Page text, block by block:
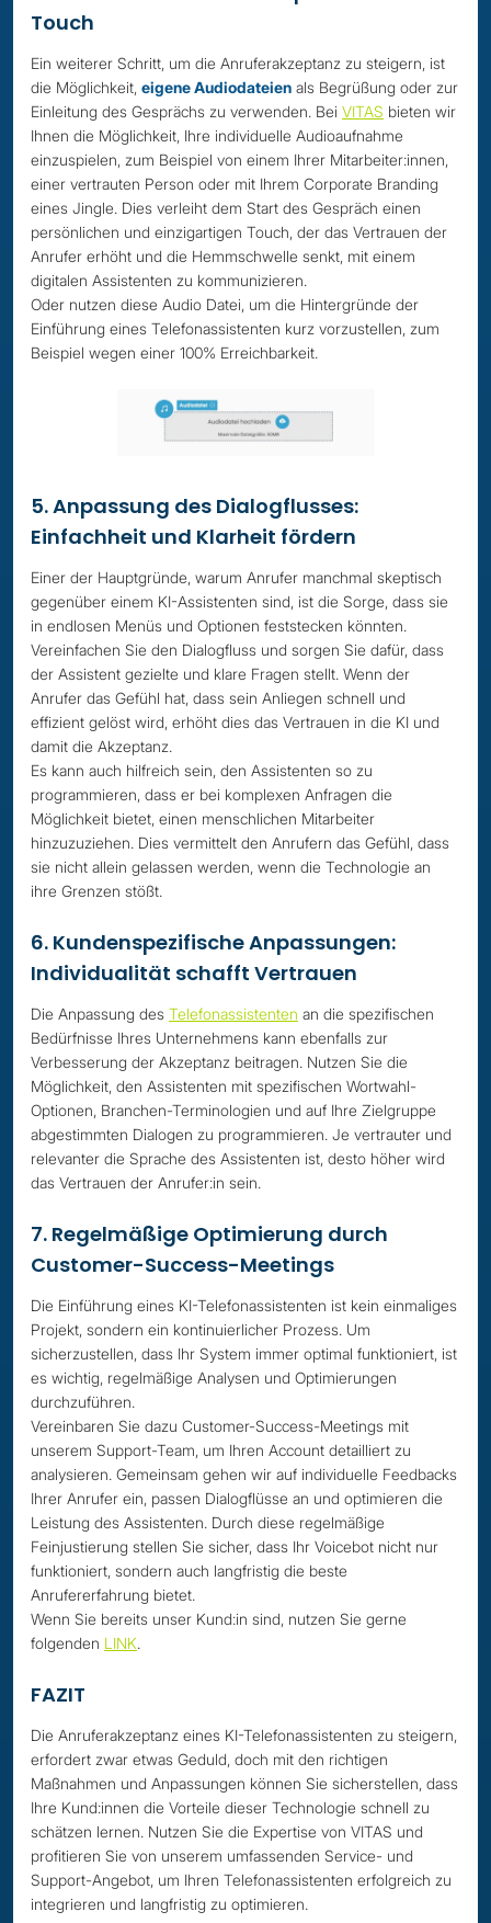
Touch
Ein weiterer Schritt, um die Anruferakzeptanz zu steigern, ist
die Möglichkeit, eigene Audiodateien als Begrüßung oder zur
Einleitung des Gesprächs zu verwenden. Bei VITAS bieten wir
Ihnen die Möglichkeit, Ihre individuelle Audioaufnahme
einzuspielen, zum Beispiel von einem Ihrer Mitarbeiter:innen,
einer vertrauten Person oder mit Ihrem Corporate Branding
eines Jingle. Dies verleiht dem Start des Gespräch einen
persönlichen und einzigartigen Touch, der das Vertrauen der
Anrufer erhöht und die Hemmschwelle senkt, mit einem
digitalen Assistenten zu kommunizieren.
Oder nutzen diese Audio Datei, um die Hintergründe der
Einführung eines Telefonassistenten kurz vorzustellen, zum
Beispiel wegen einer 100% Erreichbarkeit.
5. Anpassung des Dialogflusses:
Einfachheit und Klarheit fördern
Einer der Hauptgründe, warum Anrufer manchmal skeptisch
gegenüber einem KI-Assistenten sind, ist die Sorge, dass sie
in endlosen Menüs und Optionen feststecken könnten.
Vereinfachen Sie den Dialogfluss und sorgen Sie dafür, dass
der Assistent gezielte und klare Fragen stellt. Wenn der
Anrufer das Gefühl hat, dass sein Anliegen schnell und
effizient gelöst wird, erhöht dies das Vertrauen in die KI und
damit die Akzeptanz.
Es kann auch hilfreich sein, den Assistenten so zu
programmieren, dass er bei komplexen Anfragen die
Möglichkeit bietet, einen menschlichen Mitarbeiter
hinzuzuziehen. Dies vermittelt den Anrufern das Gefühl, dass
sie nicht allein gelassen werden, wenn die Technologie an
ihre Grenzen stößt.
6. Kundenspezifische Anpassungen:
Individualität schafft Vertrauen
Die Anpassung des Telefonassistenten an die spezifischen
Bedürfnisse Ihres Unternehmens kann ebenfalls zur
Verbesserung der Akzeptanz beitragen. Nutzen Sie die
Möglichkeit, den Assistenten mit spezifischen Wortwahl-
Optionen, Branchen-Terminologien und auf Ihre Zielgruppe
abgestimmten Dialogen zu programmieren. Je vertrauter und
relevanter die Sprache des Assistenten ist, desto höher wird
das Vertrauen der Anrufer:in sein.
7. Regelmäßige Optimierung durch
Customer-Success-Meetings
Die Einführung eines KI-Telefonassistenten ist kein einmaliges
Projekt, sondern ein kontinuierlicher Prozess. Um
sicherzustellen, dass Ihr System immer optimal funktioniert, ist
es wichtig, regelmäßige Analysen und Optimierungen
durchzuführen.
Vereinbaren Sie dazu Customer-Success-Meetings mit
unserem Support-Team, um Ihren Account detailliert zu
analysieren. Gemeinsam gehen wir auf individuelle Feedbacks
Ihrer Anrufer ein, passen Dialogflüsse an und optimieren die
Leistung des Assistenten. Durch diese regelmäßige
Feinjustierung stellen Sie sicher, dass Ihr Voicebot nicht nur
funktioniert, sondern auch langfristig die beste
Anrufererfahrung bietet.
Wenn Sie bereits unser Kund:in sind, nutzen Sie gerne
folgenden LINK.
FAZIT
Die Anruferakzeptanz eines KI-Telefonassistenten zu steigern,
erfordert zwar etwas Geduld, doch mit den richtigen
Maßnahmen und Anpassungen können Sie sicherstellen, dass
Ihre Kund:innen die Vorteile dieser Technologie schnell zu
schätzen lernen. Nutzen Sie die Expertise von VITAS und
profitieren Sie von unserem umfassenden Service- und
Support-Angebot, um Ihren Telefonassistenten erfolgreich zu
integrieren und langfristig zu optimieren.